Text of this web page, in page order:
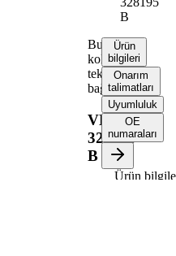
B
Bugi
kolu,
tekerlek
bağlantısı
VKDS
328195
B
Ürün
bilgileri
Onarım
talimatları
Uyumluluk
OE
numaraları
Ürün